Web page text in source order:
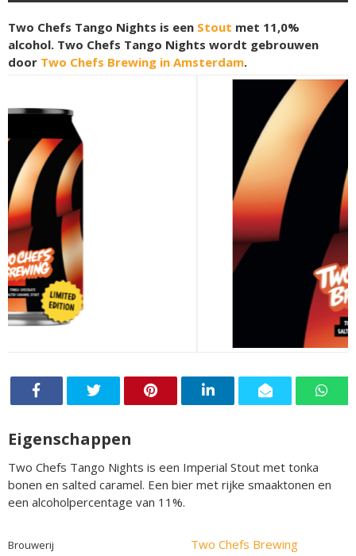
Two Chefs Tango Nights is een Stout met 11,0%
alcohol. Two Chefs Tango Nights wordt gebrouwen
door Two Chefs Brewing in Amsterdam.
Eigenschappen
Two Chefs Tango Nights is een Imperial Stout met tonka
bonen en salted caramel. Een bier met rijke smaaktonen en
een alcoholpercentage van 11%.
Brouwerij Two Chefs Brewing